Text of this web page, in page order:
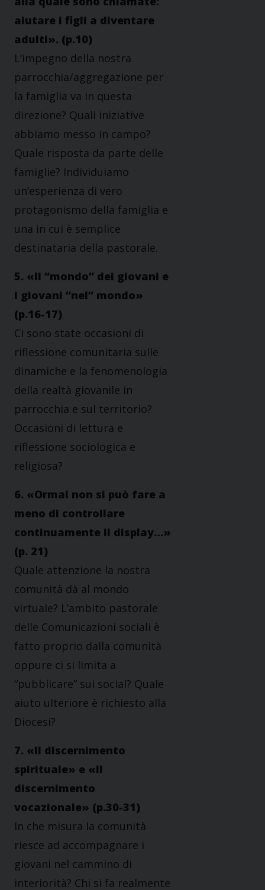
aiutare i figli a diventare
adulti». (p.10)
L’impegno della nostra
parrocchia/aggregazione per
la famiglia va in questa
direzione? Quali iniziative
abbiamo messo in campo?
Quale risposta da parte delle
famiglie? Individuiamo
un’esperienza di vero
protagonismo della famiglia e
una in cui è semplice
destinataria della pastorale.
5. «Il “mondo” dei giovani e
i giovani “nel” mondo»
(p.16-17)
Ci sono state occasioni di
riflessione comunitaria sulle
dinamiche e la fenomenologia
della realtà giovanile in
parrocchia e sul territorio?
Occasioni di lettura e
riflessione sociologica e
religiosa?
6. «Ormai non si può fare a
meno di controllare
continuamente il display…»
(p. 21)
Quale attenzione la nostra
comunità dà al mondo
virtuale? L’ambito pastorale
delle Comunicazioni sociali è
fatto proprio dalla comunità
oppure ci si limita a
“pubblicare” sui social? Quale
aiuto ulteriore è richiesto alla
Diocesi?
7. «Il discernimento
spirituale» e «Il
discernimento
vocazionale» (p.30-31)
In che misura la comunità
riesce ad accompagnare i
giovani nel cammino di
interiorità? Chi si fa realmente